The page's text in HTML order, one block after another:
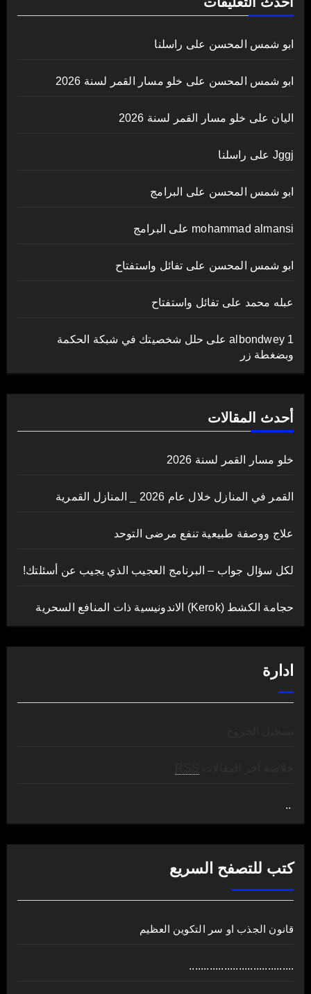
ابو شمس المحسن على راسلنا
ابو شمس المحسن على خلو مسار القمر لسنة 2026
اليان على خلو مسار القمر لسنة 2026
Jggj على راسلنا
ابو شمس المحسن على البرامج
mohammad almansi على البرامج
ابو شمس المحسن على تفائل واستفتاح
عبله محمد على تفائل واستفتاح
albondwey 1على حلل شخصيتك في شبكة الحكمة
وبضغطة زر
أحدث المقالات
خلو مسار القمر لسنة 2026
القمر في المنازل خلال عام 2026 _ المنازل القمرية
علاج ووصفة طبيعية تنفع مرضى التوحد
لكل سؤال جواب – البرنامج العجيب الذي يجيب عن أسئلتك!
حجامة الكشط (Kerok) الاندونيسية ذات المنافع السحرية
ادارة
..
كتب للتصفح السريع
قانون الجذب او سر التكوين العظيم
....................................